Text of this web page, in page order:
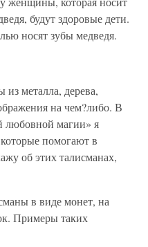
будут здоровые дети.
носят зубы медведя.
металла, дерева,
на чем?либо. В
любовной магии» я
помогают в
об этих талисманах,
в виде монет, на
Примеры таких